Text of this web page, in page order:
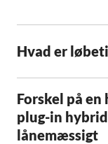
Hvad er
Forskel på en
plug-in
lånemæssigt